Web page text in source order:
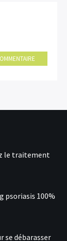
le traitement
psoriasis 100%
se débarasser